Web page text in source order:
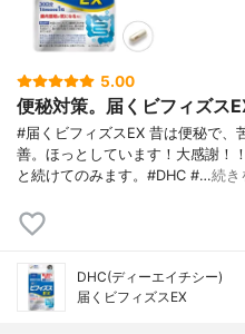
5.00
便秘対策。届くビフィズス
#届くビフィズスEX 昔は便秘で、
善。ほっとしています！大感謝！
と続けてのみます。#DHC #…続き
DHC(ディーエイチシー)
届くビフィズスEX